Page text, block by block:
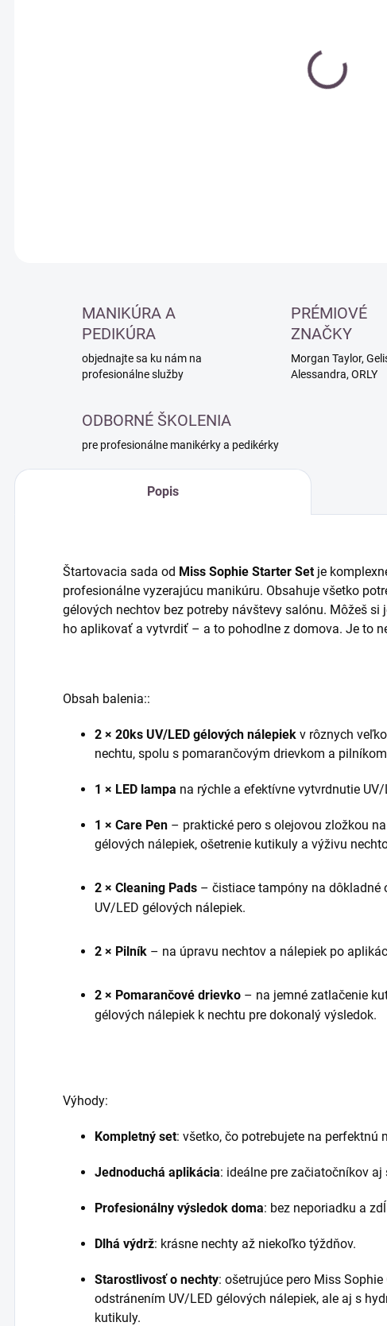
MANIKÚRA A
PEDIKÚRA
objednajte sa ku nám na
profesionálne služby
PRÉMIOVÉ
ZNAČKY
Morgan Taylor,
Alessandra, ORLY
ODBORNÉ ŠKOLENIA
pre profesionálne manikérky a pedikérky
Popis
Štartovacia sada od Miss Sophie Starter Setje
profesionálne vyzerajúcu manikúru. Obsahuje všetko
gélových nechtov bez potreby návštevy salónu. Môžeš
ho aplikovať a vytvrdiť – a to pohodlne z domova. Je to
Obsah balenia::
2 × 20ks UV/LED gélových nálepiek v rôznych
nechtu, spolu s pomarančovým drievkom a
1 × LED lampa na rýchle a efektívne vytvrdnutie
1 × Care Pen – praktické pero s olejovou zložkou
gélových nálepiek, ošetrenie kutikuly a výživu
2 × Cleaning Pads – čistiace tampóny na dôkladné
UV/LED gélových nálepiek.
2 × Pilník – na úpravu nechtov a nálepiek po
2 × Pomarančové drievko – na jemné zatlačenie
gélových nálepiek k nechtu pre dokonalý výsledok.
Výhody:
Kompletný set: všetko, čo potrebujete na perfektnú
Jednoduchá aplikácia: ideálne pre začiatočníkov
Profesionálny výsledok doma: bez neporiadku a
Dlhá výdrž: krásne nechty až niekoľko týždňov.
Starostlivosť o nechty: ošetrujúce pero Miss
odstránením UV/LED gélových nálepiek, ale aj s
kutikuly.